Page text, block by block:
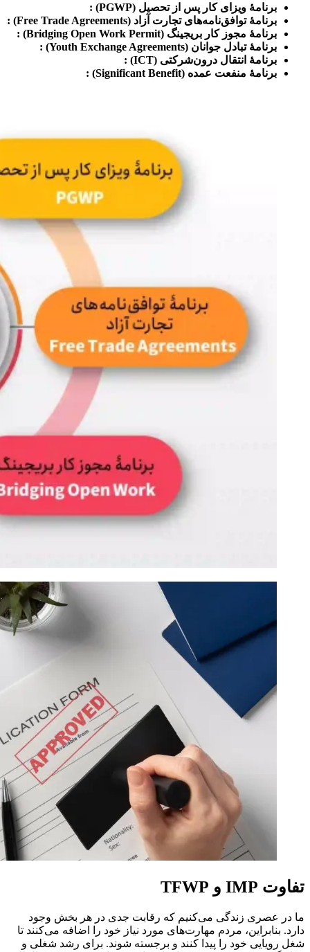
برنامۀ ویزای کار پس از تحصیل (PGWP) :
برنامۀ توافق‌نامه‌های تجارت آزاد (Free Trade Agreements) :
برنامۀ مجوز کار بریجینگ (Bridging Open Work Permit) :
برنامۀ تبادل جوانان (Youth Exchange Agreements) :
برنامۀ انتقال درون‌شرکتی (ICT) :
برنامۀ منفعت عمده (Significant Benefit) :
تفاوت IMP و TFWP
ما در عصری زندگی می‌کنیم که رقابت جدی در هر بخش وجود
دارد. بنابراین، مردم مهارت‌های مورد نیاز خود را اضافه می‌کنند تا
شغل رویایی خود را پیدا کنند و برجسته شوند. برای رشد شغلی و